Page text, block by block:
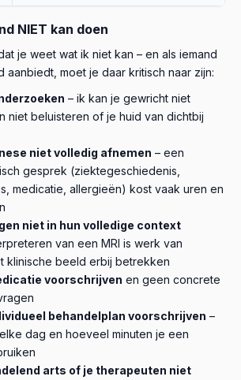
NIET kan doen
je weet wat ik niet kan – en als iemand
aanbiedt, moet je daar kritisch naar zijn:
– ik kan je gewricht niet
niet beluisteren of je huid van dichtbij
niet volledig afnemen – een
gesprek (ziektegeschiedenis,
medicatie, allergieën) kost vaak uren en
niet in hun volledige context
van een MRI is werk van
klinische beeld erbij betrekken
voorschrijven en geen concrete
behandelplan voorschrijven –
dag en hoeveel minuten je een
arts of je therapeuten niet